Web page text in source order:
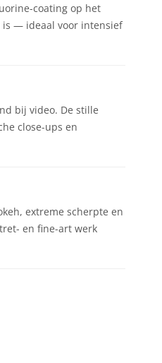
coating op het
is — ideaal voor intensief
bij video. De stille
close-ups en
extreme scherpte en
en fine-art werk